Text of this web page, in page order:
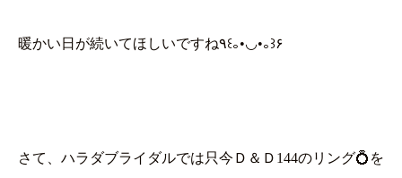
暖かい日が続いてほしいですね٩꒰｡•◡•｡꒱۶
さて、ハラダブライダルでは只今Ｄ＆Ｄ144のリング💍を